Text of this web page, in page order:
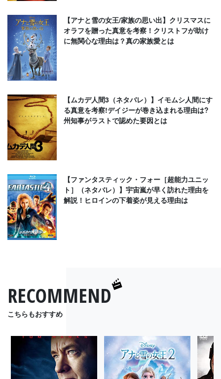
【アナと雪の女王/家族の思い出】クリスマスに
オラフを贈った真意を考察！クリストフが助け
に無関心な理由は？真の家族愛とは
【ムカデ人間3（ネタバレ）】イモムシ人間にす
る真意を考察!デイジーが巻き込まれる理由は?
州知事がラストで認めた要因とは
【ファンタスティック・フォー［超能力ユニッ
ト］（ネタバレ）】宇宙嵐が早く訪れた理由を
解説！ヒロインの下着姿が見える理由は
RECOMMEND
こちらもおすすめ